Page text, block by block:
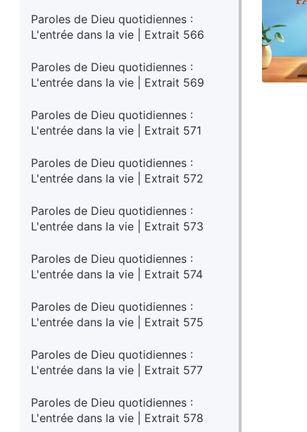
Paroles de Dieu quotidiennes :
L'entrée dans la vie | Extrait 566
Paroles de Dieu quotidiennes :
L'entrée dans la vie | Extrait 569
Paroles de Dieu quotidiennes :
L'entrée dans la vie | Extrait 571
Paroles de Dieu quotidiennes :
L'entrée dans la vie | Extrait 572
Paroles de Dieu quotidiennes :
L'entrée dans la vie | Extrait 573
Paroles de Dieu quotidiennes :
L'entrée dans la vie | Extrait 574
Paroles de Dieu quotidiennes :
L'entrée dans la vie | Extrait 575
Paroles de Dieu quotidiennes :
L'entrée dans la vie | Extrait 577
Paroles de Dieu quotidiennes :
L'entrée dans la vie | Extrait 578